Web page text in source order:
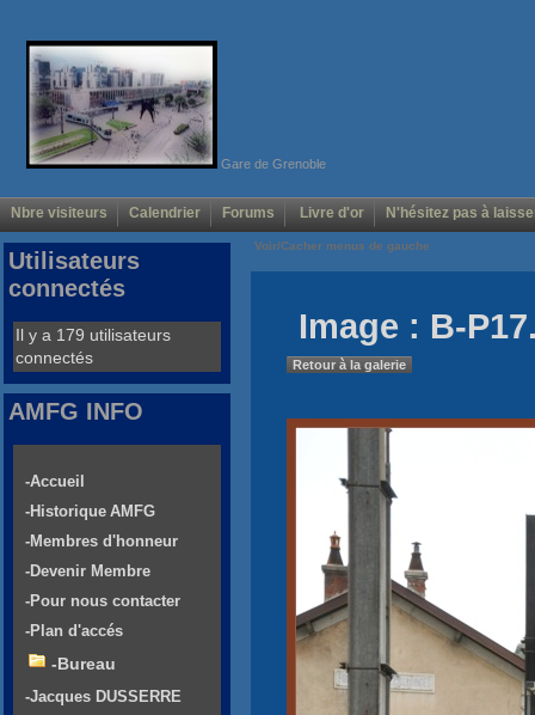
Gare de Grenoble
Nbre visiteurs Calendrier Forums Livre d'or N'hésitez pas à
Voir/Cacher menus de gauche
Image : B-
Retour à la galerie
Utilisateurs
connectés
Il y a 179 utilisateurs
connectés
AMFG INFO
-Accueil
-Historique AMFG
-Membres d'honneur
-Devenir Membre
-Pour nous contacter
-Plan d'accés
-Bureau
-Jacques DUSSERRE